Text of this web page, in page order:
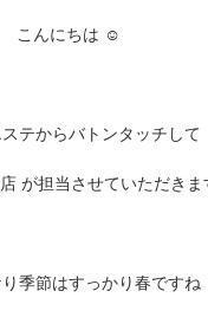
こんにちは ☺
テからバトンタッチして
が担当させていただき
季節はすっかり春ですね